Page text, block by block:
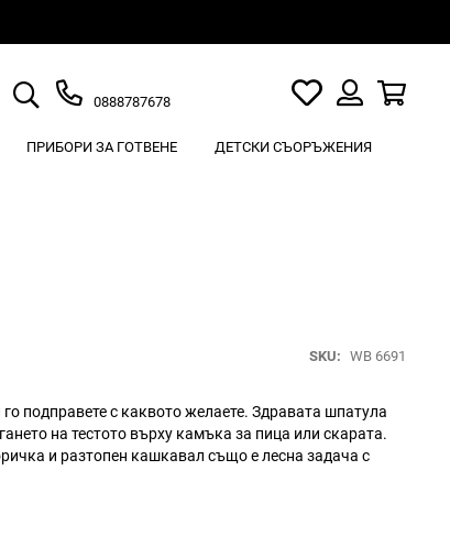
Търсене
0888787678
Моят
списък
любими
ПРИБОРИ ЗА ГОТВЕНЕ ДЕТСКИ СЪОРЪЖЕНИЯ
SKU WB 6691
подправете с каквото желаете. Здравата шпатула
на тестото върху камъка за пица или скарата.
и разтопен кашкавал също е лесна задача с